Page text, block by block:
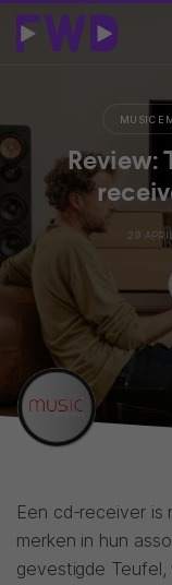
MUSIC
Review:
29
Een cd-receiver
merken in hun
gevestigde